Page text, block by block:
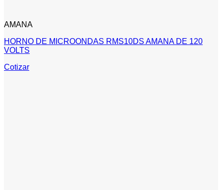
AMANA
HORNO DE MICROONDAS RMS10DS AMANA DE 120
VOLTS
Cotizar